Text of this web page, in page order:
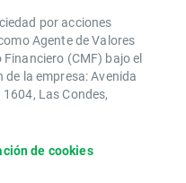
por acciones
Agente de Valores
(CMF) bajo el
la empresa: Avenida
Las Condes,
de cookies